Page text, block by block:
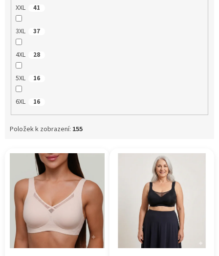
XXL 41
3XL 37
4XL 28
5XL 16
6XL 16
Položek k zobrazení: 155
V